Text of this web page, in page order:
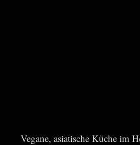
Vegane, asiatische Küche im